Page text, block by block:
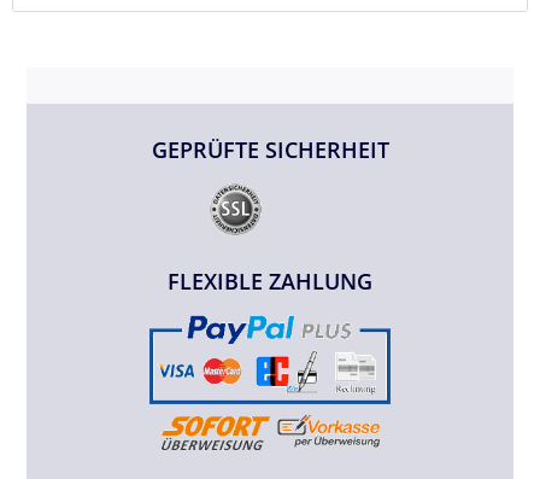
GEPRÜFTE SICHERHEIT
FLEXIBLE ZAHLUNG